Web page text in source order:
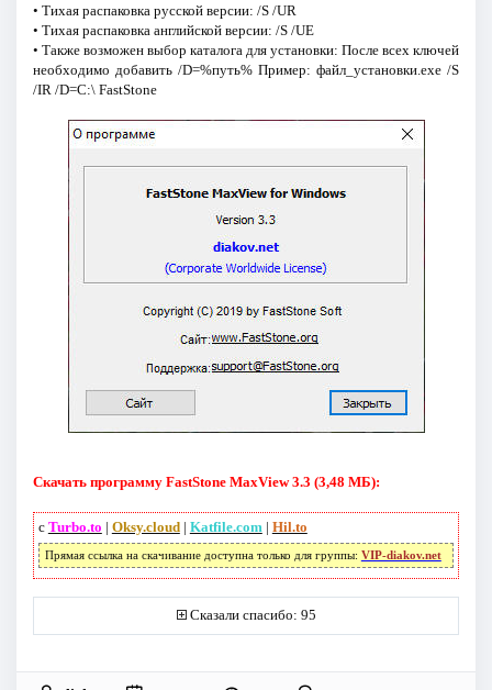
• Тихая распаковка русской версии: /S /UR
• Тихая распаковка английской версии: /S /UE
• Также возможен выбор каталога для установки: После всех ключей
необходимо добавить /D=%путь% Пример: файл_установки.exe /S
/IR /D=C:\ FastStone
Скачать программу FastStone MaxView 3.3 (3,48 МБ):
с Turbo.to | Oksy.cloud| Katfile.com | Hil.to
Прямая ссылка на скачивание доступна только для группы: VIP-diakov.net
Сказали спасибо: 95